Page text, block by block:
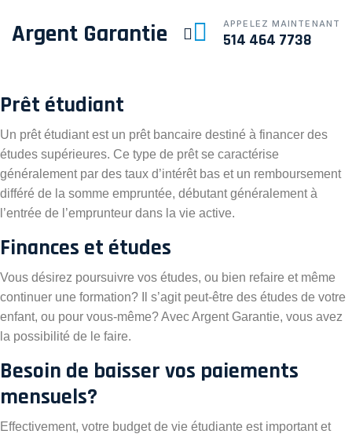
Argent Garantie APPELEZ MAINTENANT
514 464 7738
Prêt étudiant
Un prêt étudiant est un prêt bancaire destiné à financer des
études supérieures. Ce type de prêt se caractérise
généralement par des taux d’intérêt bas et un remboursement
différé de la somme empruntée, débutant généralement à
l’entrée de l’emprunteur dans la vie active.
Finances et études
Vous désirez poursuivre vos études, ou bien refaire et même
continuer une formation? Il s’agit peut-être des études de votre
enfant, ou pour vous-même? Avec Argent Garantie, vous avez
la possibilité de le faire.
Besoin de baisser vos paiements
mensuels?
Effectivement, votre budget de vie étudiante est important et